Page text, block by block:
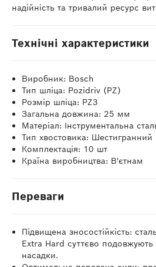
надійність та тривалий ресурс
Технічні характеристики
Виробник: Bosch
Тип шліца: Pozidriv (PZ)
Розмір шліца: PZ3
Загальна довжина: 25 мм
Матеріал: Інструментальна
Тип хвостовика:
Комплектація: 10 шт
Країна виробництва: В'єтнам
Переваги
Підвищена зносостійкість:
Extra Hard суттєво подовжують
насадки.